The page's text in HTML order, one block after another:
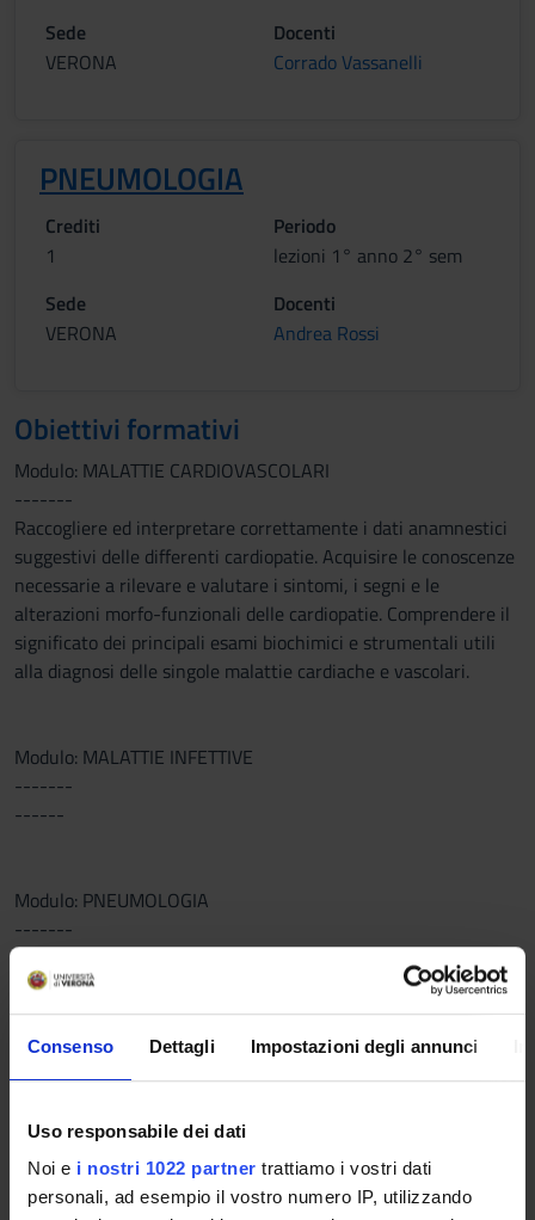
Consenso Dettagli Impostazioni degli annunci
Uso responsabile dei dati
Noi e i nostri 1022 partner trattiamo i vostri dati
personali, ad esempio il vostro numero IP, utilizzando
Sede
VERONA
Docenti
Corrado Vassanelli
PNEUMOLOGIA
Crediti
1
Periodo
lezioni 1° anno 2° sem
Sede
VERONA
Docenti
Andrea Rossi
Obiettivi formativi
Modulo: MALATTIE CARDIOVASCOLARI
-------
Raccogliere ed interpretare correttamente i dati anamnestici
suggestivi delle differenti cardiopatie. Acquisire le conoscenze
necessarie a rilevare e valutare i sintomi, i segni e le
alterazioni morfo-funzionali delle cardiopatie. Comprendere il
significato dei principali esami biochimici e strumentali utili
alla diagnosi delle singole malattie cardiache e vascolari.
Modulo: MALATTIE INFETTIVE
-------
------
Modulo: PNEUMOLOGIA
-------
L'INSEGNAMENTO DELLA CLINICA DELLE MALATTIE
DELL'APPARATO RESPIRATORIO PER
LE COMPETENZE ASSISTENZIALI DI TIPO INFERMIERISTICO.
Modulo: ONCOLOGIA MEDICA
-------
Rendere gli studenti consapevoli dell’importanza del problema